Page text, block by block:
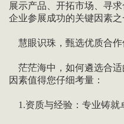
展示产品、开拓市场、寻
企业参展成功的关键因素之
慧眼识珠，甄选优质合作
茫茫海中，如何遴选合适
因素值得您仔细考量：
1.资质与经验：专业铸就